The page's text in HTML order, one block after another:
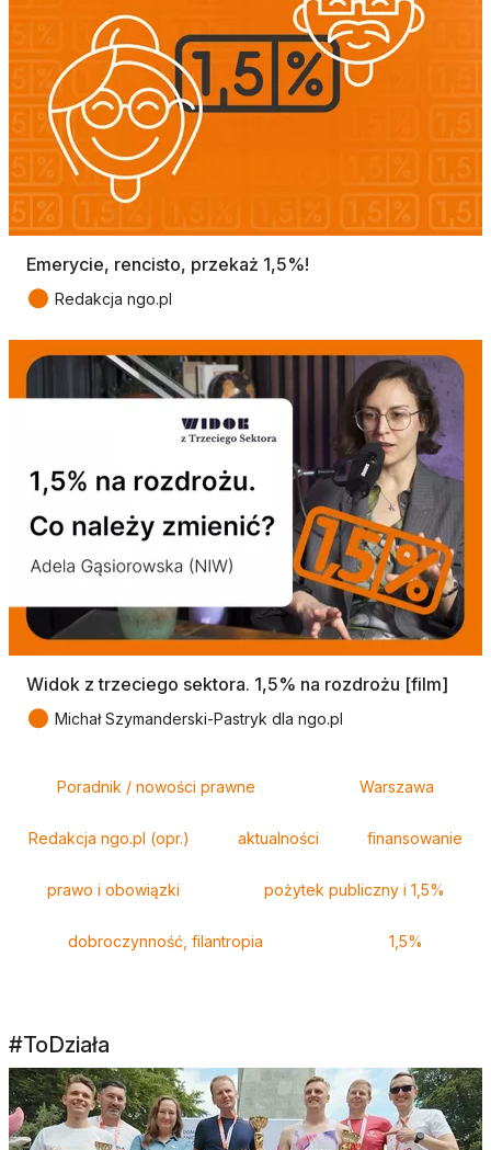
Emerycie, rencisto, przekaż 1,5%!
● Redakcja ngo.pl
Widok z trzeciego sektora. 1,5% na rozdrożu [film]
● Michał Szymanderski-Pastryk dla ngo.pl
Poradnik / nowości prawne Warszawa
Redakcja ngo.pl (opr.) aktualności finansowanie
prawo i obowiązki pożytek publiczny i 1,5%
dobroczynność, filantropia 1,5%
#ToDziała